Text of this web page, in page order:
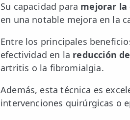
Su capacidad para mejorar la
en una notable mejora en la
Entre los principales
efectividad en la reducción
artritis o la fibromialgia.
Además, esta técnica es
intervenciones quirúrgicas o